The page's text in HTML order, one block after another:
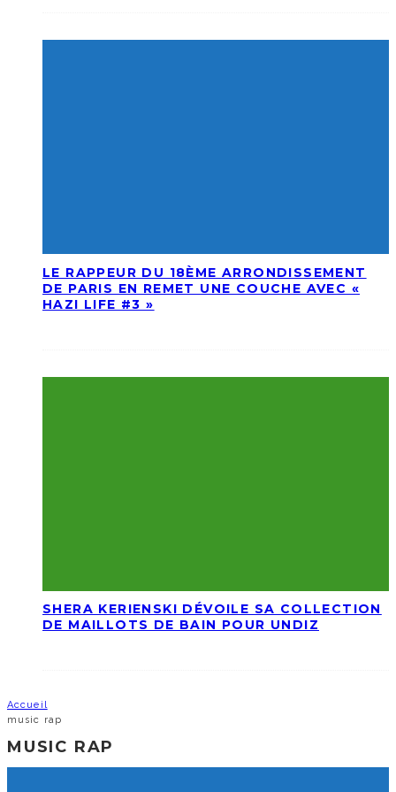
LE RAPPEUR DU 18ÈME ARRONDISSEMENT
DE PARIS EN REMET UNE COUCHE AVEC «
HAZI LIFE #3 »
SHERA KERIENSKI DÉVOILE SA COLLECTION
DE MAILLOTS DE BAIN POUR UNDIZ
Accueil
music rap
MUSIC RAP